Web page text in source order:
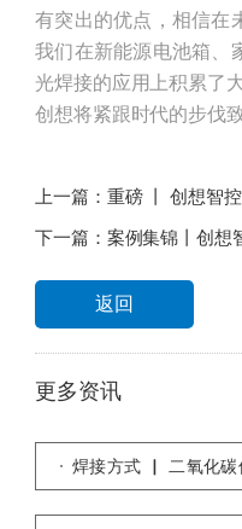
有突出的优点，相信在
我们在新能源电池箱、
光焊接的应用上积累了
创想将紧跟时代的步伐
上一篇： 重磅 丨 创想智
下一篇： 案例集锦丨创想
返回
更多资讯
焊接方式 ▏ 二氧化碳
控焊缝跟踪系统！